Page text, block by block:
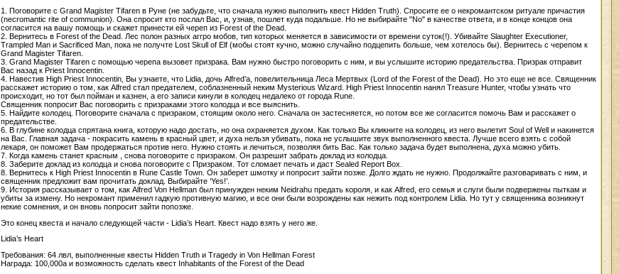
1. Поговорите с Grand Magister Tifaren в Руне (не забудьте, что сначала нужно выполнить квест Hidden Truth). Спросите ее о некромантском ритуале причастия
(necromantic rite of communion). Она спросит кто послал Вас, и, узнав, пошлет куда подальше. Но не выбирайте "No" в качестве ответа, и в конце концов она
согласится на вашу помощь и скажет принести ей череп из Forest of the Dead.
2. Вернитесь в Forest of the Dead. Лес полон разных аггро мобов, тип которых меняется в зависимости от времени суток(!). Убивайте Slaughter Executioner,
Trampled Man и Sacrificed Man, пока не получте Lost Skull of Elf (мобы стоят кучно, можно случайно подцепить больше, чем хотелось бы). Вернитесь с черепом к
Grand Magister Tifaren.
3. Grand Magister Tifaren с помощью черепа вызовет призрака. Вам нужно быстро поговорить с ним, и вы услышите историю предательства. Призрак отправит
Вас назад к Priest Innocentin.
4. Навестив High Priest Innocentin, Вы узнаете, что Lidia, дочь Alfred’а, повелительница Леса Мертвых (Lord of the Forest of the Dead). Но это еще не все. Священник
расскажет историю о том, как Alfred стал предателем, соблазненный неким Mysterious Wizard. High Priest Innocentin нанял Treasure Hunter, чтобы узнать что
происходит, но тот был пойман и казнен, а его записи кинули в колодец недалеко от города Rune.
Священник попросит Вас поговорить с призраками этого колодца и все выяснить.
5. Найдите колодец. Поговорите сначала с призраком, стоящим около него. Сначала он застесняется, но потом все же согласится помочь Вам и расскажет о
предательстве.
6. В глубине колодца спрятана книга, которую надо достать, но она охраняется духом. Как только Вы кликните на колодец, из него вылетит Soul of Well и накинется
на Вас. Главная задача - покрасить камень в красный цвет, и духа нельзя убивать, пока не услышите звук выполненного квеста. Лучше всего взять с собой
лекаря, он поможет Вам продержаться против него. Нужно стоять и лечиться, позволяя бить Вас. Как только задача будет выполнена, духа можно убить.
7. Когда камень станет красным , снова поговорите с призраком. Он разрешит забрать доклад из колодца.
8. Заберите доклад из колодца и снова поговорите с Призраком. Тот сломает печать и даст Sealed Report Box.
8. Вернитесь к High Priest Innocentin в Rune Castle Town. Он заберет шмотку и попросит зайти позже. Долго ждать не нужно. Продолжайте разговаривать с ним, и
священник предложит вам прочитать доклад. Выбирайте ‘Yes!’.
9. История рассказывает о том, как Alfred Von Hellman был принужден неким Neidrahu предать короля, и как Alfred, его семья и слуги были подвержены пыткам и
убиты за измену. Но некромант применил гадкую противную магию, и все они были возрождены как нежить под контролем Lidia. Но тут у священника возникнут
некие сомнения, и он вновь попросит зайти попозже.
Это конец квеста и начало следующей части - Lidia’s Heart. Квест надо взять у него же.
Lidia’s Heart
Требования: 64 лвл, выполненные квесты Hidden Truth и Tragedy in Von Hellman Forest
Награда: 100,000a и возможность сделать квест Inhabitants of the Forest of the Dead